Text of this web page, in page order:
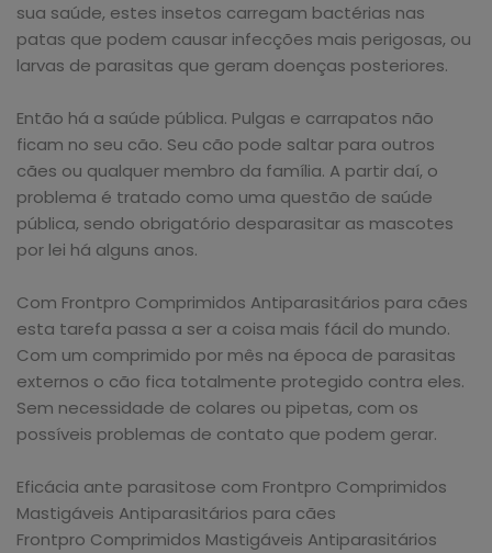
sua saúde, estes insetos carregam bactérias nas
patas que podem causar infecções mais perigosas, ou
larvas de parasitas que geram doenças posteriores.
Então há a saúde pública. Pulgas e carrapatos não
ficam no seu cão. Seu cão pode saltar para outros
cães ou qualquer membro da família. A partir daí, o
problema é tratado como uma questão de saúde
pública, sendo obrigatório desparasitar as mascotes
por lei há alguns anos.
Com Frontpro Comprimidos Antiparasitários para cães
esta tarefa passa a ser a coisa mais fácil do mundo.
Com um comprimido por mês na época de parasitas
externos o cão fica totalmente protegido contra eles.
Sem necessidade de colares ou pipetas, com os
possíveis problemas de contato que podem gerar.
Eficácia ante parasitose com Frontpro Comprimidos
Mastigáveis Antiparasitários para cães
Frontpro Comprimidos Mastigáveis Antiparasitários